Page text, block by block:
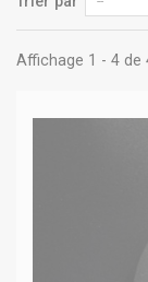
Affichage 1 - 4 de